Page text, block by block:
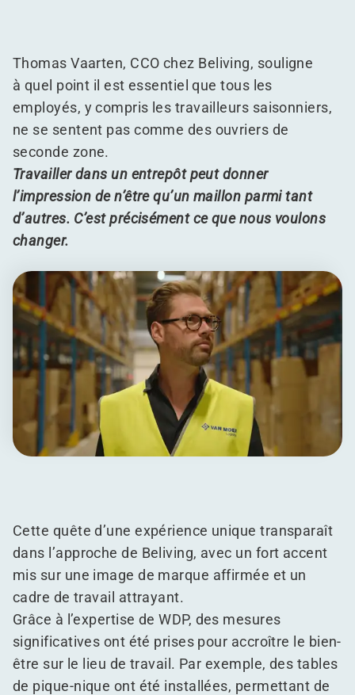
Thomas Vaarten, CCO chez Beliving, souligne
à quel point il est essentiel que tous les
employés, y compris les travailleurs saisonniers,
ne se sentent pas comme des ouvriers de
seconde zone.
Travailler dans un entrepôt peut donner
l’impression de n’être qu’un maillon parmi tant
d’autres. C’est précisément ce que nous voulons
changer.
Cette quête d’une expérience unique transparaît
dans l’approche de Beliving, avec un fort accent
mis sur une image de marque affirmée et un
cadre de travail attrayant.
Grâce à l’expertise de WDP, des mesures
significatives ont été prises pour accroître le bien-
être sur le lieu de travail. Par exemple, des tables
de pique-nique ont été installées, permettant de